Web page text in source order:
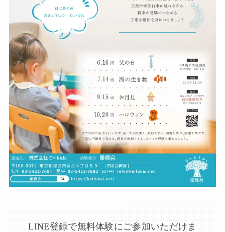
LINE登録で無料体験にご参加いただけま